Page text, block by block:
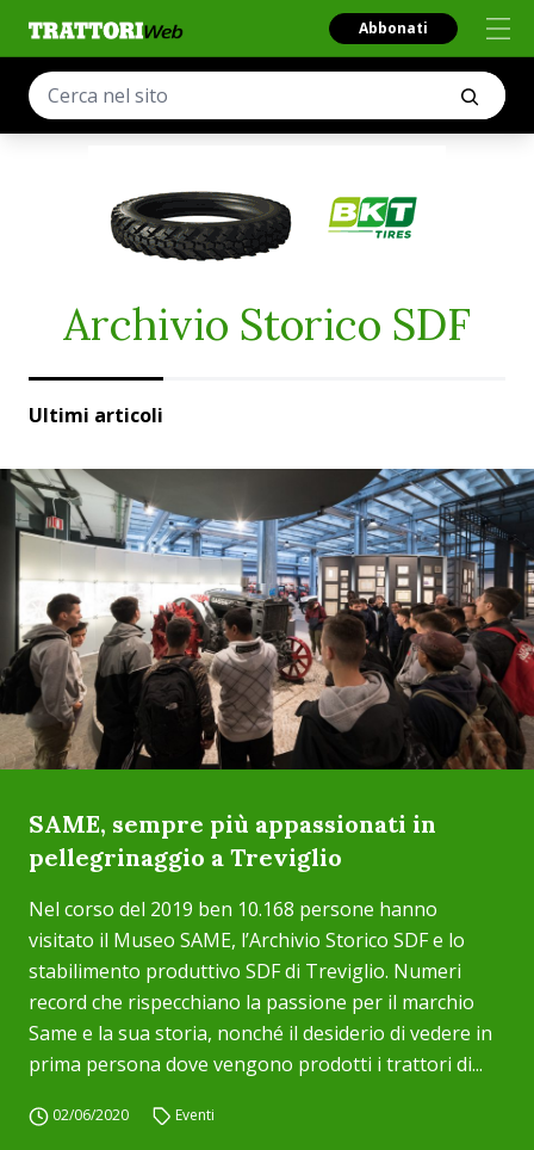
Abbonati
Archivio Storico SDF
Ultimi articoli
SAME, sempre più appassionati in
pellegrinaggio a Treviglio
Nel corso del 2019 ben 10.168 persone hanno
visitato il Museo SAME, l’Archivio Storico SDF e lo
stabilimento produttivo SDF di Treviglio. Numeri
record che rispecchiano la passione per il marchio
Same e la sua storia, nonché il desiderio di vedere in
prima persona dove vengono prodotti i trattori di...
02/06/2020 Eventi